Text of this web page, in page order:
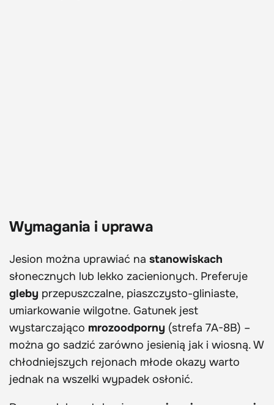
Wymagania i uprawa
Jesion można uprawiać na stanowiskach
słonecznych lub lekko zacienionych. Preferuje
gleby przepuszczalne, piaszczysto-gliniaste,
umiarkowanie wilgotne. Gatunek jest
wystarczająco mrozoodporny (strefa 7A-8B) –
można go sadzić zarówno jesienią jak i wiosną. W
chłodniejszych rejonach młode okazy warto
jednak na wszelki wypadek osłonić.